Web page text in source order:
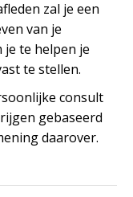
zal je een
van je
te helpen je
te stellen.
consult
gebaseerd
daarover.